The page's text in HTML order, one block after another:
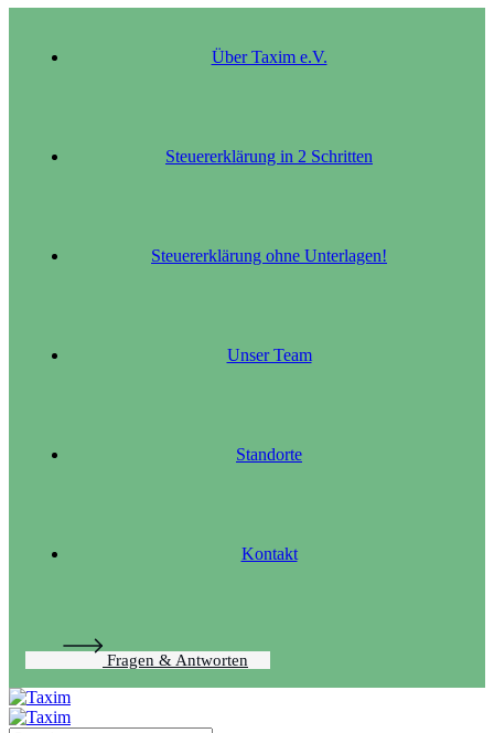
Über Taxim e.V.
Steuererklärung in 2 Schritten
Steuererklärung ohne Unterlagen!
Unser Team
Standorte
Kontakt
Fragen & Antworten